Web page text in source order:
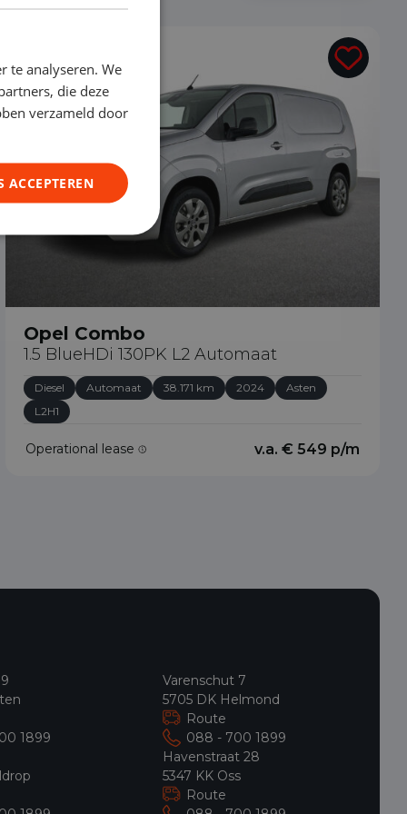
Opel Combo
1.5 BlueHDi 130PK L2 Automaat
Diesel Automaat 38.171 km 2024
Asten
L2H1
Operational lease v.a. € 549 p/m
1899
Varenschut 7
5705 DK Helmond
Route
088 - 700 1899
Havenstraat 28
5347 KK Oss
Route
te analyseren. We
die deze
verzameld door
ACCEPTEREN